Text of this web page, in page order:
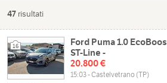
47 risultati
16
Ford Puma 1.0
ST-Line -
20.800 €
15:03 - Castelvetrano (TP)